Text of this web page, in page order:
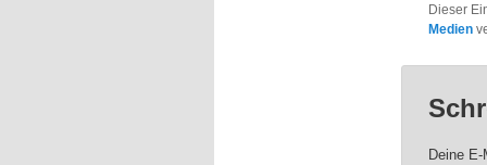
Dieser
Medien
Deine